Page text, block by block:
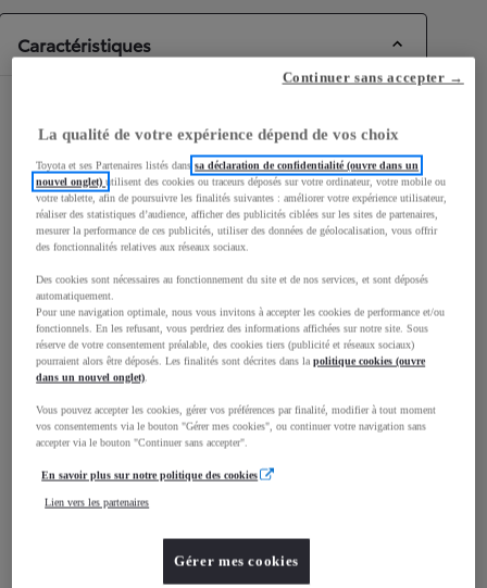
Caractéristiques
5
Places
5
Volume du coffre
397L
Longueur
4 197 mm
Largeur
1 765 mm
La qualité de votre expérience dépend de vos choix
Toyota et ses Partenaires listés danssa déclaration de confidentialité (ouvre dans un
nouvel onglet)utilisent des cookies ou traceurs déposés sur votre ordinateur, votre mobile ou
votre tablette, afin de poursuivre les finalités suivantes : améliorer votre expérience utilisateur,
réaliser des statistiques d’audience, afficher des publicités ciblées sur les sites de partenaires,
mesurer la performance de ces publicités, utiliser des données de géolocalisation, vous offrir
des fonctionnalités relatives aux réseaux sociaux.
Des cookies sont nécessaires au fonctionnement du site et de nos services, et sont déposés
automatiquement.
Pour une navigation optimale, nous vous invitons à accepter les cookies de performance et/ou
fonctionnels. En les refusant, vous perdriez des informations affichées sur notre site. Sous
réserve de votre consentement préalable, des cookies tiers (publicité et réseaux sociaux)
pourraient alors être déposés. Les finalités sont décrites dans lapolitique cookies (ouvre
dans un nouvel onglet).
Vous pouvez accepter les cookies, gérer vos préférences par finalité, modifier à tout moment
vos consentements via le bouton "Gérer mes cookies", ou continuer votre navigation sans
accepter via le bouton "Continuer sans accepter".
En savoir plus sur notre politique des cookies
Lien vers les partenaires
Gérer mes cookies
Continuer sans accepter →